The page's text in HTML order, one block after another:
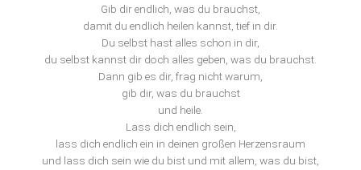
Gib dir endlich, was du brauchst,
damit du endlich heilen kannst, tief in dir.
Du selbst hast alles schon in dir,
du selbst kannst dir doch alles geben, was du brauchst.
Dann gib es dir, frag nicht warum,
gib dir, was du brauchst
und heile.
Lass dich endlich sein,
lass dich endlich ein in deinen großen Herzensraum
und lass dich sein wie du bist und mit allem, was du bist,